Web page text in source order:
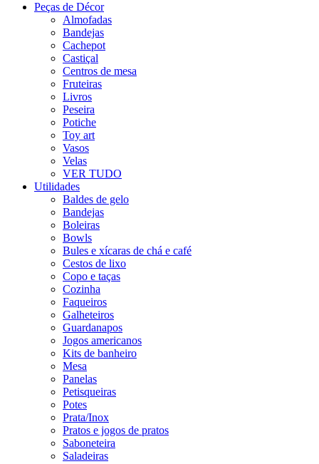
Peças de Décor
Almofadas
Bandejas
Cachepot
Castiçal
Centros de mesa
Fruteiras
Livros
Peseira
Potiche
Toy art
Vasos
Velas
VER TUDO
Utilidades
Baldes de gelo
Bandejas
Boleiras
Bowls
Bules e xícaras de chá e café
Cestos de lixo
Copo e taças
Cozinha
Faqueiros
Galheteiros
Guardanapos
Jogos americanos
Kits de banheiro
Mesa
Panelas
Petisqueiras
Potes
Prata/Inox
Pratos e jogos de pratos
Saboneteira
Saladeiras